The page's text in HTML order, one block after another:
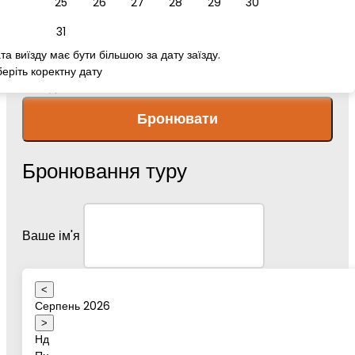
31
виїзду має бути більшою за дату заїзду.
коректну дату
Бронювати
Бронювання туру
Ваше ім'я
<
Серпень 2026
>
Нд
Дата туру